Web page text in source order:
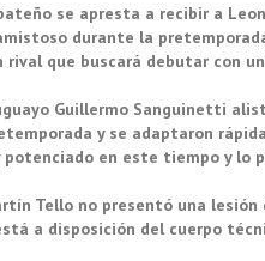
se apresta a recibir a
durante la
rival que buscará debutar con
Guillermo Sanguinetti
y se adaptaron
en este tiempo y lo
Tello no presentó una
a disposición del cuerpo